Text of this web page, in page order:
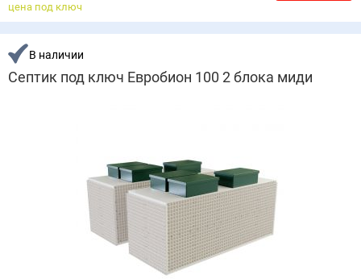
цена под ключ
В наличии
Септик под ключ Евробион 100 2 блока миди